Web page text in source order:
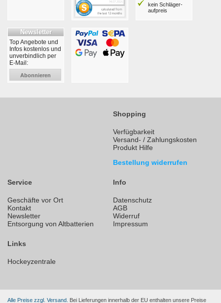
kein Schläger­
aufpreis
Newsletter
Top Angebote und
Infos kostenlos und
unverbindlich per
E-Mail:
Abonnieren
Shopping
Verfügbarkeit
Versand- / Zahlungskosten
Produkt Hilfe
Bestellung widerrufen
Service
Geschäfte vor Ort
Kontakt
Newsletter
Entsorgung von Altbatterien
Info
Datenschutz
AGB
Widerruf
Impressum
Links
Hockeyzentrale
Alle Preise zzgl. Versand. Bei Lieferungen innerhalb der EU enthalten unsere Preise